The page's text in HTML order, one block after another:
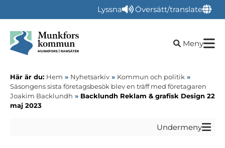
Lyssna Översätt/translate
Öppna
Meny
Här är du: Hem » Nyhetsarkiv » Kommun och politik »
Säsongens sista företagsbesök blev en träff med företagaren
Joakim Backlundh » Backlundh Reklam & grafisk Design 22
maj 2023
Undermeny